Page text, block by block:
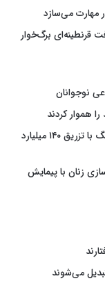
مهارت می‌سازد
قرنطینه‌ای برگ‌خوار
نوجوانان
هموار کردند
مهار موج تعدیل نیروی شرکت‌های فناور پس از جنگ با تزریق ۱۴۰ میلیارد
زنان با پیمایش
می‌شوند